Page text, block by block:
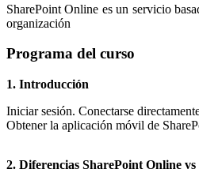
SharePoint Online es un servicio
organización
Programa del curso
1. Introducción
Iniciar sesión. Conectarse
Obtener la aplicación móvil de
2. Diferencias SharePoint Online